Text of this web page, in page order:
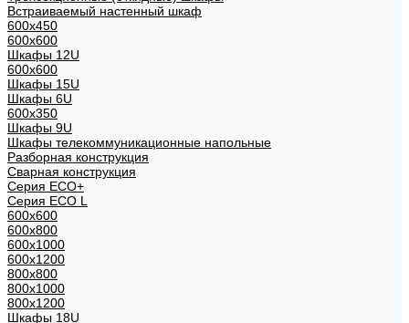
Встраиваемый настенный шкаф
600x450
600x600
Шкафы 12U
600x600
Шкафы 15U
Шкафы 6U
600x350
Шкафы 9U
Шкафы телекоммуникационные напольные
Разборная конструкция
Сварная конструкция
Серия ECO+
Серия ECO L
600x600
600x800
600х1000
600х1200
800x800
800х1000
800х1200
Шкафы 18U